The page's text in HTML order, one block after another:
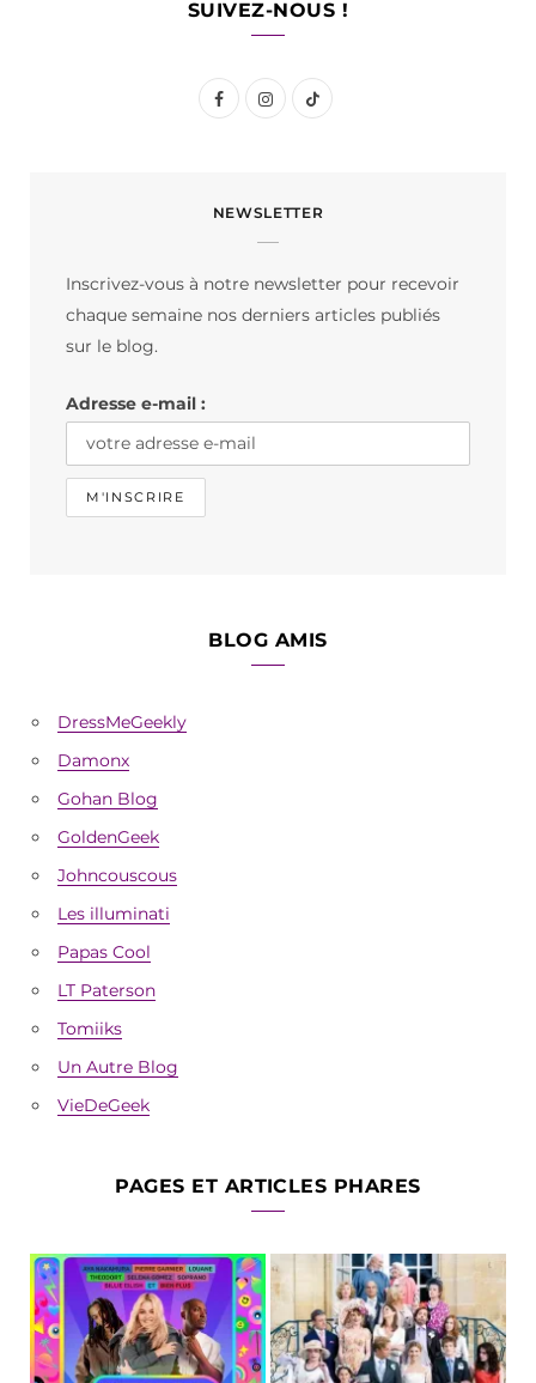
SUIVEZ-NOUS !
F
e
I
t
m
T
T
NEWSLETTER
Inscrivez-vous à notre newsletter pour recevoir
chaque semaine nos derniers articles publiés
sur le blog.
Adresse e-mail :
BLOG AMIS
DressMeGeekly
Damonx
Gohan Blog
GoldenGeek
Johncouscous
Les illuminati
Papas Cool
LT Paterson
Tomiiks
Un Autre Blog
VieDeGeek
PAGES ET ARTICLES PHARES